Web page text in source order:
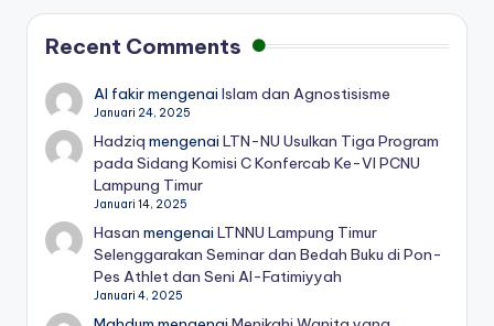
Recent Comments
Al fakirmengenaiIslam dan Agnostisisme
Januari 24, 2025
Hadziq mengenaiLTN-NU Usulkan Tiga Program
pada Sidang Komisi C Konfercab Ke-VI PCNU
Lampung Timur
Januari 14, 2025
Hasan mengenaiLTNNU Lampung Timur
Selenggarakan Seminar dan Bedah Buku di Pon-
Pes Athlet dan Seni Al-Fatimiyyah
Januari 4, 2025